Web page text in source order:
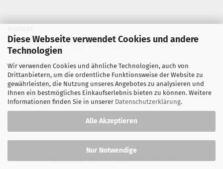
Diese Webseite verwendet Cookies und andere
Technologien
Wir verwenden Cookies und ähnliche Technologien, auch von
Drittanbietern, um die ordentliche Funktionsweise der Website zu
gewährleisten, die Nutzung unseres Angebotes zu analysieren und
Ihnen ein bestmögliches Einkaufserlebnis bieten zu können. Weitere
Informationen finden Sie in unserer Datenschutzerklärung.
Alle Akzeptieren
Nur Notwendige
Wir sind für Sie wie folgt erreichbar:
Montag bis Donnerstag von 9 bis 16 Uhr
Telefon: 02445-8517300
Email: office@eosgroup.de
Onlineshop der EOS GmbH2007-2026 ©